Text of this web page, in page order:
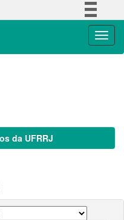
da UFRRJ